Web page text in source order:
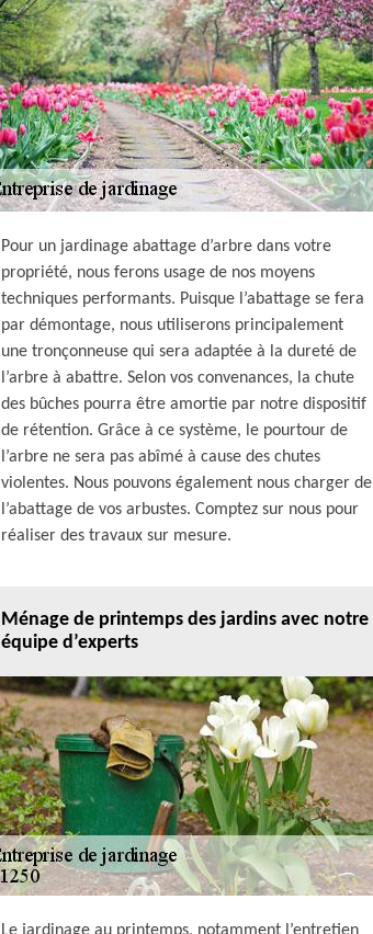
Pour un jardinage abattage d’arbre dans votre
propriété, nous ferons usage de nos moyens
techniques performants. Puisque l’abattage se fera
par démontage, nous utiliserons principalement
une tronçonneuse qui sera adaptée à la dureté de
l’arbre à abattre. Selon vos convenances, la chute
des bûches pourra être amortie par notre dispositif
de rétention. Grâce à ce système, le pourtour de
l’arbre ne sera pas abîmé à cause des chutes
violentes. Nous pouvons également nous charger de
l’abattage de vos arbustes. Comptez sur nous pour
réaliser des travaux sur mesure.
Ménage de printemps des jardins avec notre
équipe d’experts